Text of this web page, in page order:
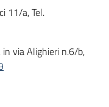
11/a, Tel.
in via Alighieri n.6/b,